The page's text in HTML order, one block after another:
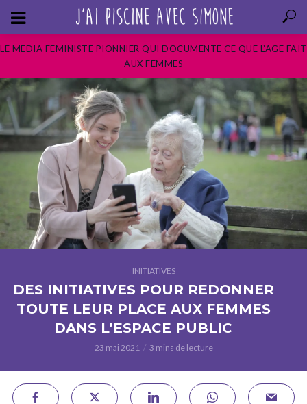
LE MEDIA FEMINISTE PIONNIER QUI DOCUMENTE CE QUE L’AGE FAIT
AUX FEMMES
INITIATIVES
DES INITIATIVES POUR REDONNER
TOUTE LEUR PLACE AUX FEMMES
DANS L’ESPACE PUBLIC
23 mai 2021 3 mins de lecture